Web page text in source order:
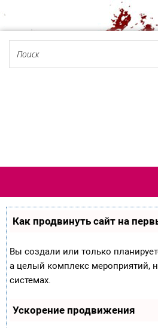
Как продвинуть сайт на
Вы создали или только
а целый комплекс мероприятий,
системах.
Ускорение продвижения